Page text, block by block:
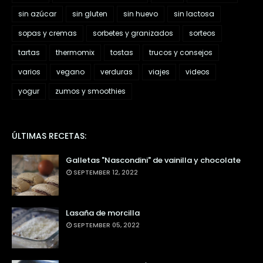
sin azúcar
sin gluten sin huevo
sin lactosa
sopas y cremas
sorbetes y granizados
sorteos
tartas
thermomix tostas
trucos y consejos
varios
vegano verduras viajes
videos
yogur
zumos y smoothies
ÚLTIMAS RECETAS:
Galletas "Nascondini" de vainilla y chocolate
SEPTEMBER 12, 2022
Lasaña de morcilla
SEPTEMBER 05, 2022